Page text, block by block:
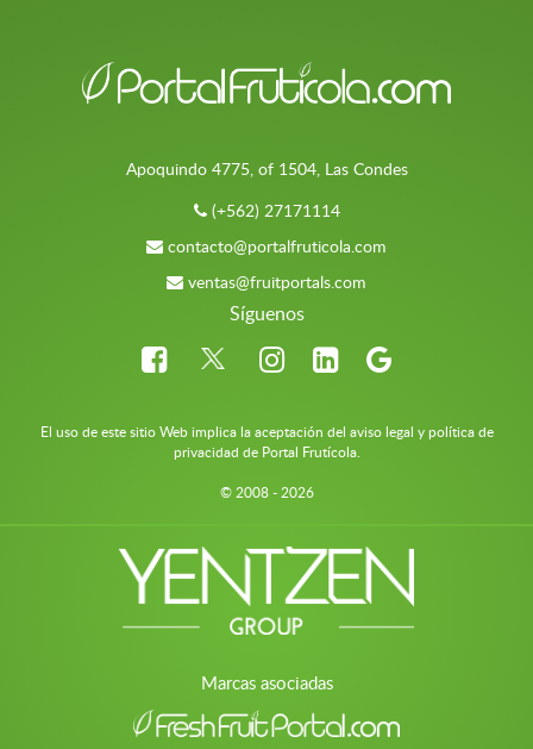
Apoquindo 4775, of 1504, Las Condes
(+562) 27171114
contacto@portalfruticola.com
ventas@fruitportals.com
Síguenos
El uso de este sitio Web implica la aceptación del aviso legal y política de
privacidad de Portal Frutícola.
© 2008 - 2026
Marcas asociadas